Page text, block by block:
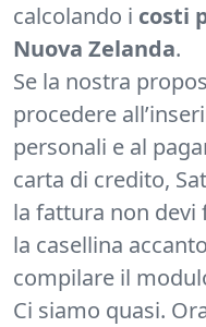
calcolando i costi
Nuova Zelanda.
Se la nostra
procedere
personali e al
carta di credito,
la fattura non devi
la casellina
compilare il
Ci siamo quasi.